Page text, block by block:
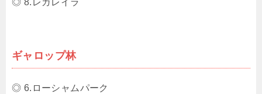
◎ 8.レガレイラ
ギャロップ林
◎ 6.ローシャムパーク